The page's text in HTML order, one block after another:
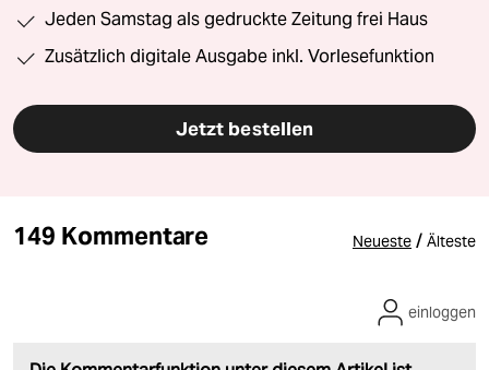
Jeden Samstag als gedruckte Zeitung frei Haus
Zusätzlich digitale Ausgabe inkl. Vorlesefunktion
Jetzt bestellen
149 Kommentare Neueste / Älteste
einloggen